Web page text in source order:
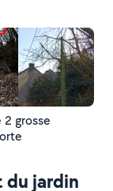
2 grosse
du jardin